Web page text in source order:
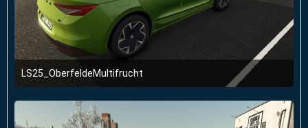
LS25_OberfeldeMultifrucht
2. Januar 2026 um 23:51